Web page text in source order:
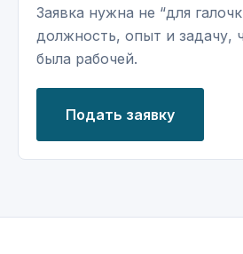
Заявка нужна не “для
должность, опыт и задачу,
была рабочей.
Подать заявку